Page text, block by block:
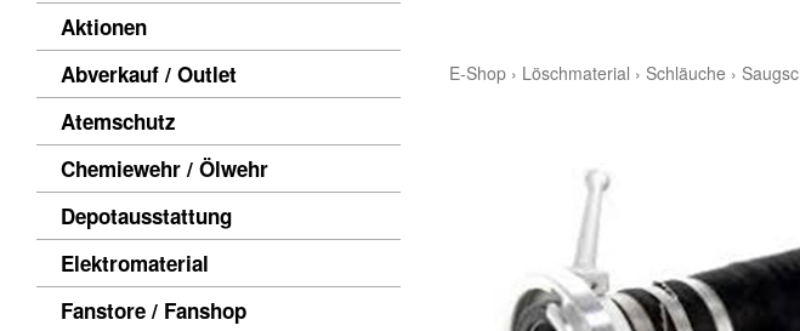
Aktionen
Abverkauf / Outlet
Atemschutz
Chemiewehr / Ölwehr
Depotausstattung
Elektromaterial
Fanstore / Fanshop
E-Shop › Löschmaterial › Schläuche ›